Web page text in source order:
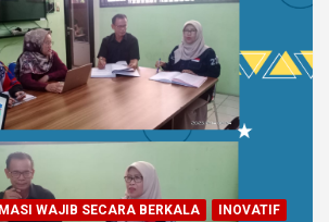
WAJIB SECARA BERKALA
INOVATIF